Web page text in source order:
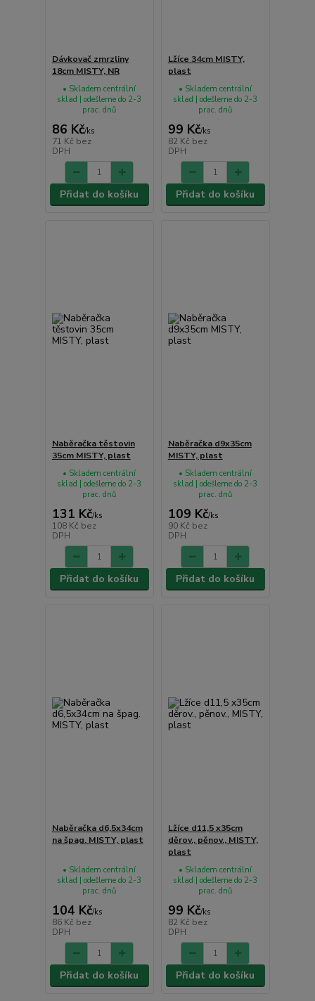
Dávkovač zmrzliny
18cm MISTY, NR
86 Kč/ks
71 Kč bez
DPH
• Skladem centrální
sklad | odešleme do 2-3
prac. dnů
Přidat do košíku
Lžíce 34cm MISTY,
plast
99 Kč/ks
82 Kč bez
DPH
• Skladem centrální
sklad | odešleme do 2-3
prac. dnů
Přidat do košíku
Naběračka těstovin
35cm MISTY, plast
131 Kč/ks
108 Kč bez
DPH
• Skladem centrální
sklad | odešleme do 2-3
prac. dnů
Přidat do košíku
Naběračka d9x35cm
MISTY, plast
109 Kč/ks
90 Kč bez
DPH
• Skladem centrální
sklad | odešleme do 2-3
prac. dnů
Přidat do košíku
Naběračka d6,5x34cm
na špag. MISTY, plast
104 Kč/ks
86 Kč bez
DPH
• Skladem centrální
sklad | odešleme do 2-3
prac. dnů
Přidat do košíku
Lžíce d11,5 x35cm
děrov., pěnov., MISTY,
plast
99 Kč/ks
82 Kč bez
DPH
• Skladem centrální
sklad | odešleme do 2-3
prac. dnů
Přidat do košíku